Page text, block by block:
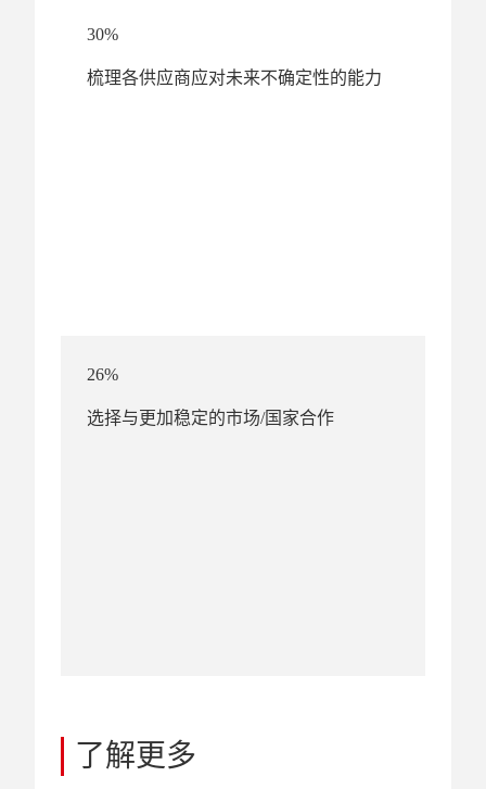
30%
梳理各供应商应对未来不确定性的能力
26%
选择与更加稳定的市场/国家合作
了解更多